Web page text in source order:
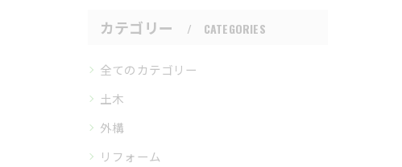
カテゴリー CATEGORIES
全てのカテゴリー
土木
外構
リフォーム